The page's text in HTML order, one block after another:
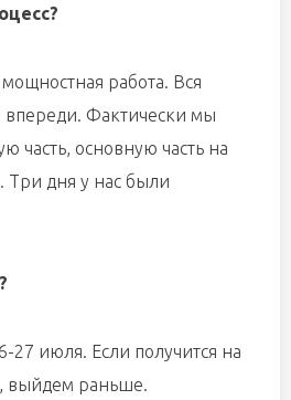
работа. Вся
впереди. Фактически мы
часть, основную часть на
Три дня у нас были
27 июля. Если получится на
выйдем раньше.